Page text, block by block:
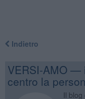
Indietro
VERSI-AMO —
centro la
Il blog